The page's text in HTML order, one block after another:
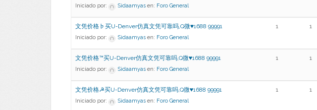
Iniciado por: Sidaamyas en: Foro General
文凭价格♭买U-Denver仿真文凭可靠吗,Q微♥1688 99991
Iniciado por: Sidaamyas en: Foro General
1 1
文凭价格™买U-Denver仿真文凭可靠吗,Q微♥1688 99991
Iniciado por: Sidaamyas en: Foro General
1 1
文凭价格☭买U-Denver仿真文凭可靠吗,Q微♥1688 99991
Iniciado por: Sidaamyas en: Foro General
1 1